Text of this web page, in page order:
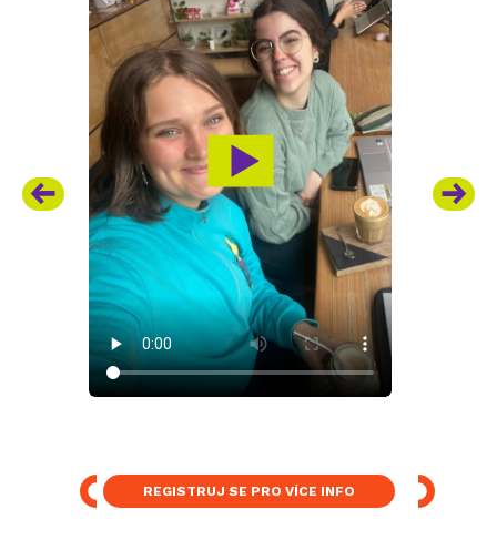
REGISTRUJ SE PRO VÍCE INFO